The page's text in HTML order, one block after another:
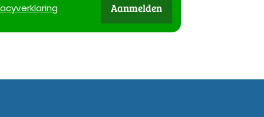
verklaring Aanmelden